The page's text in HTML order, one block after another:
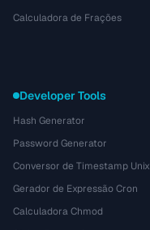
Calculadora de Frações
Developer Tools
Hash Generator
Password Generator
Conversor de Timestamp Unix
Gerador de Expressão Cron
Calculadora Chmod